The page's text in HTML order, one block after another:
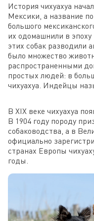
История чихуахуа
Мексики, а название
большого
их одомашнили в
этих собак разводили
было множество
распространенными
простых людей: в
чихуахуа. Индейцы
В XIX веке чихуахуа
В 1904 году породу
собаководства, а в
официально
странах Европы
годы.